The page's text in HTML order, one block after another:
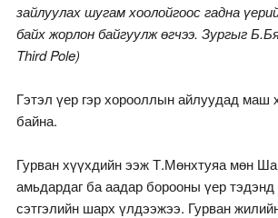
зайлуулах шугам хоолойгоос гадна
байх жорлон байгуулж өгчээ. Зургыг
Third Pole)
Гэтэл үер гэр хорооллын айлуудад маш
байна.
Гурван хүүхдийн ээж Т.Мөнхтуяа мөн
амьдардаг ба аадар борооны үер
сэтгэлийн шарх үлдээжээ. Гурван